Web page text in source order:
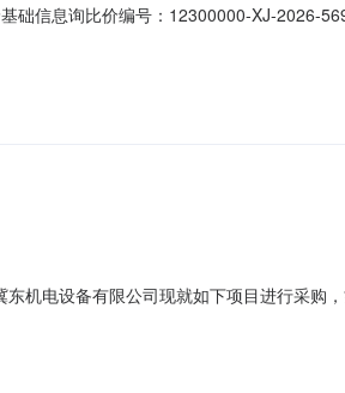
信息询比价编号：12300000-XJ-2026-
机电设备有限公司现就如下项目进行采购
其他资质信